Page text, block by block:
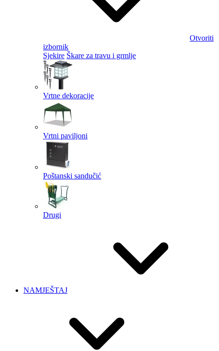
Otvoriti
izbornik
Sjekire Škare za travu i grmlje
Vrtne dekoracije
Vrtni paviljoni
Poštanski sandučić
Drugi
NAMJEŠTAJ